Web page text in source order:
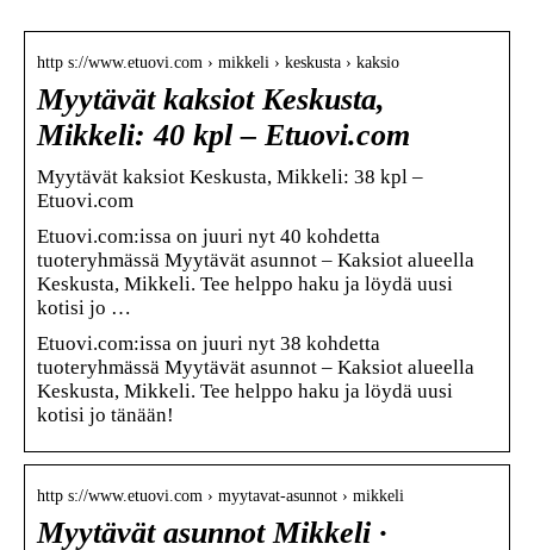
http s://www.etuovi.com › mikkeli › keskusta › kaksio
Myytävät kaksiot Keskusta,
Mikkeli: 40 kpl – Etuovi.com
Myytävät kaksiot Keskusta, Mikkeli: 38 kpl –
Etuovi.com
Etuovi.com:issa on juuri nyt 40 kohdetta
tuoteryhmässä Myytävät asunnot – Kaksiot alueella
Keskusta, Mikkeli. Tee helppo haku ja löydä uusi
kotisi jo …
Etuovi.com:issa on juuri nyt 38 kohdetta
tuoteryhmässä Myytävät asunnot – Kaksiot alueella
Keskusta, Mikkeli. Tee helppo haku ja löydä uusi
kotisi jo tänään!
http s://www.etuovi.com › myytavat-asunnot › mikkeli
Myytävät asunnot Mikkeli ·